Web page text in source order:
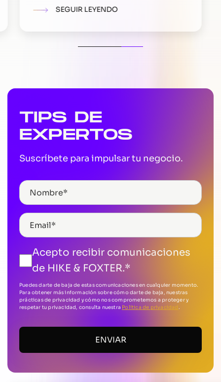
SEGUIR LEYENDO
TIPS DE
EXPERTOS
Suscríbete para impulsar tu negocio.
Acepto recibir comunicaciones
de HIKE & FOXTER.*
Puedes darte de baja de estas comunicaciones en cualquier momento.
Para obtener más información sobre cómo darte de baja, nuestras
prácticas de privacidad y cómo nos comprometemos a proteger y
respetar tu privacidad, consulta nuestra Política de privacidad.